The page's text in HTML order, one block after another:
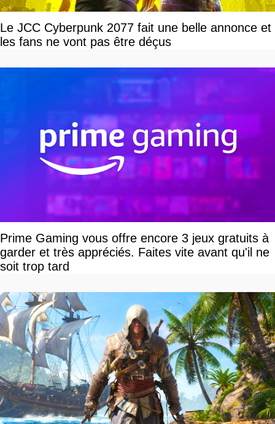
Le JCC Cyberpunk 2077 fait une belle annonce et
les fans ne vont pas être déçus
Prime Gaming vous offre encore 3 jeux gratuits à
garder et très appréciés. Faites vite avant qu'il ne
soit trop tard